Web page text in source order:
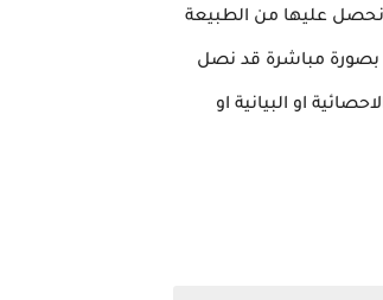
نحصل عليها من الطبيعة
بصورة مباشرة قد نصل
او البيانية او